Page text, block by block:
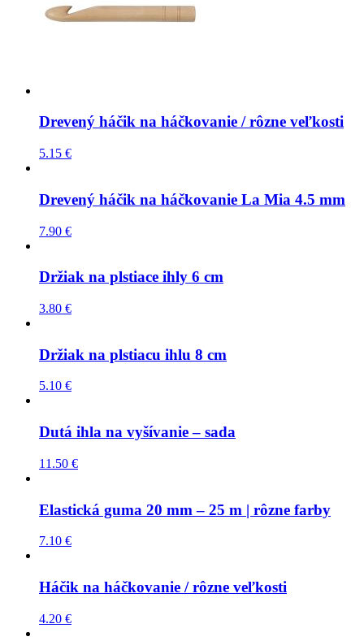
Drevený háčik na háčkovanie / rôzne veľkosti
5.15 €
Drevený háčik na háčkovanie La Mia 4.5 mm
7.90 €
Držiak na plstiace ihly 6 cm
3.80 €
Držiak na plstiacu ihlu 8 cm
5.10 €
Dutá ihla na vyšívanie – sada
11.50 €
Elastická guma 20 mm – 25 m | rôzne farby
7.10 €
Háčik na háčkovanie / rôzne veľkosti
4.20 €